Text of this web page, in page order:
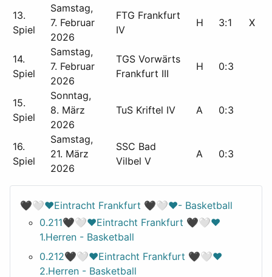
13.
Spiel
Samstag,
7. Februar
2026
FTG Frankfurt
IV
H 3:1 X
14.
Spiel
Samstag,
7. Februar
2026
TGS Vorwärts
Frankfurt III
H 0:3
15.
Spiel
Sonntag,
8. März
2026
TuS Kriftel IV A 0:3
16.
Spiel
Samstag,
21. März
2026
SSC Bad
Vilbel V
A 0:3
🖤🤍❤️Eintracht Frankfurt 🖤🤍❤️- Basketball
0.211🖤🤍❤️Eintracht Frankfurt 🖤🤍❤️
1.Herren - Basketball
0.212🖤🤍❤️Eintracht Frankfurt 🖤🤍❤️
2.Herren - Basketball